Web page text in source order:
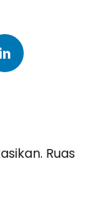
Ruas